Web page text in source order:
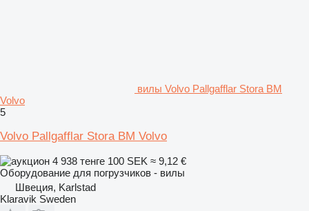
вилы Volvo Pallgafflar Stora BM
Volvo
5
Volvo Pallgafflar Stora BM Volvo
4 938 тенге 100 SEK ≈ 9,12 €
Оборудование для погрузчиков - вилы
Швеция, Karlstad
Klaravik Sweden